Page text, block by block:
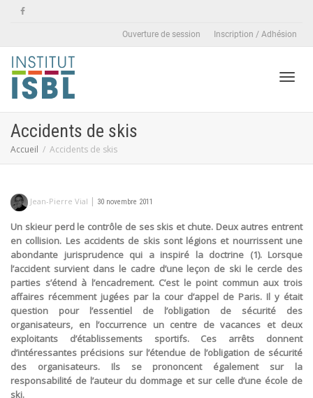
Ouverture de session Inscription / Adhésion
Accidents de skis
Accueil Accidents de skis
Jean-Pierre Vial | 30 novembre 2011
Un skieur perd le contrôle de ses skis et chute. Deux autres entrent
en collision. Les accidents de skis sont légions et nourrissent une
abondante jurisprudence qui a inspiré la doctrine (1). Lorsque
l’accident survient dans le cadre d’une leçon de ski le cercle des
parties s’étend à l’encadrement. C’est le point commun aux trois
affaires récemment jugées par la cour d’appel de Paris. Il y était
question pour l’essentiel de l’obligation de sécurité des
organisateurs, en l’occurrence un centre de vacances et deux
exploitants d’établissements sportifs. Ces arrêts donnent
d’intéressantes précisions sur l’étendue de l’obligation de sécurité
des organisateurs. Ils se prononcent également sur la
responsabilité de l’auteur du dommage et sur celle d’une école de
ski.